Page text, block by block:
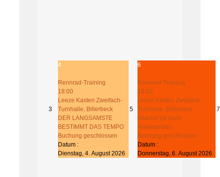
3
4
Rennrad-Training
18:00
Leeze Kasten Zweifach-
Turnhalle, Billerbeck
DER LANGSAMSTE
BESTIMMT DAS TEMPO
Buchung geschlossen
Datum :
Dienstag, 4. August 2026
5
6
Rennrad-Training
18:00
Leeze Kasten Zweifach-
Turnhalle, Billerbeck
Attacke! (je nach
Anwesende)
Buchung geschlossen
Datum :
Donnerstag, 6. August 2026
7